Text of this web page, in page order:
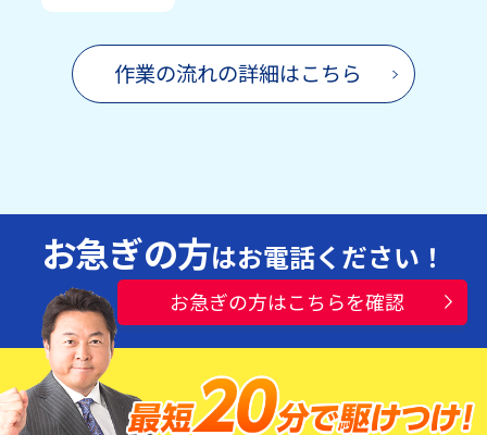
作業の流れの詳細はこちら
お急ぎの方はお電話ください！
お急ぎの方はこちらを確認